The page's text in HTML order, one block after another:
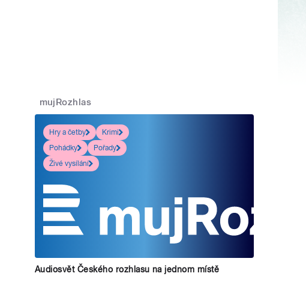
mujRozhlas
Hry a četby
Krimi
Pohádky
Pořady
Živé vysílání
Audiosvět Českého rozhlasu na jednom místě